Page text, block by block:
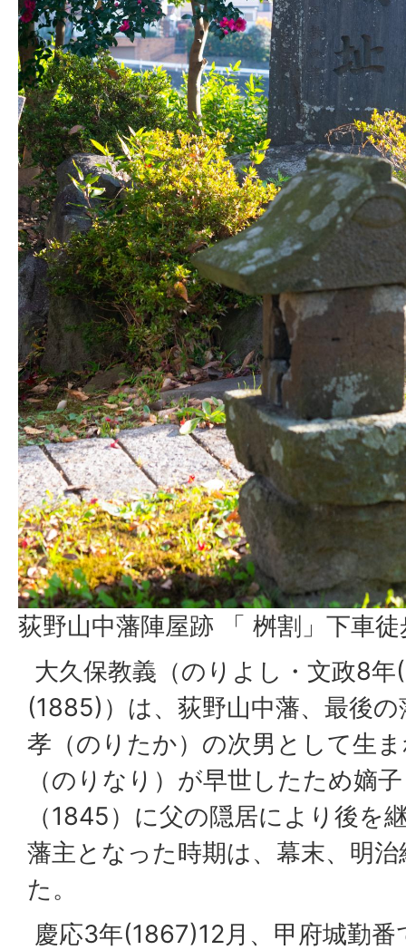
荻野山中藩陣屋跡 「 桝割」下車
大久保教義（のりよし・文政8
(1885)）は、荻野山中藩、最後
孝（のりたか）の次男として生
（のりなり）が早世したため嫡
（1845）に父の隠居により後を
藩主となった時期は、幕末、明
た。
慶応3年(1867)12月、甲府城勤